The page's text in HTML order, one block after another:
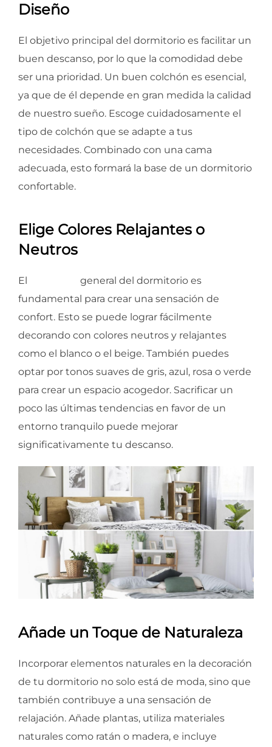
Diseño
El objetivo principal del dormitorio es facilitar un
buen descanso, por lo que la comodidad debe
ser una prioridad. Un buen colchón es esencial,
ya que de él depende en gran medida la calidad
de nuestro sueño. Escoge cuidadosamente el
tipo de colchón que se adapte a tus
necesidades. Combinado con una cama
adecuada, esto formará la base de un dormitorio
confortable.
Elige Colores Relajantes o
Neutros
El
general del dormitorio es
fundamental para crear una sensación de
confort. Esto se puede lograr fácilmente
decorando con colores neutros y relajantes
como el blanco o el beige. También puedes
optar por tonos suaves de gris, azul, rosa o verde
para crear un espacio acogedor. Sacrificar un
poco las últimas tendencias en favor de un
entorno tranquilo puede mejorar
significativamente tu descanso.
Añade un Toque de Naturaleza
Incorporar elementos naturales en la decoración
de tu dormitorio no solo está de moda, sino que
también contribuye a una sensación de
relajación. Añade plantas, utiliza materiales
naturales como ratán o madera, e incluye